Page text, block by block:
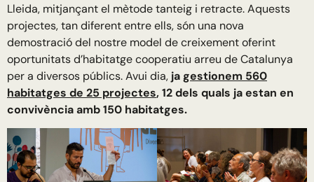
Lleida, mitjançant el mètode tanteig i retracte. Aquests
projectes, tan diferent entre ells, són una nova
demostració del nostre model de creixement oferint
oportunitats d’habitatge cooperatiu arreu de Catalunya
per a diversos públics. Avui dia, jagestionem 560
habitatges de 25 projectes, 12 dels quals ja estan en
convivència amb 150 habitatges.